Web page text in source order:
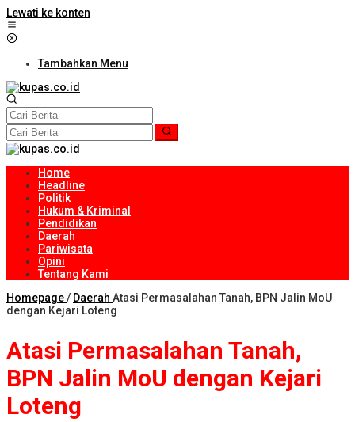
Lewati ke konten
Tambahkan Menu
Home
Headline
Politik
Hukum & Kriminal
Pendidikan
Daerah
Pariwisata
Opini
Tentang Kami
Homepage/ Daerah Atasi Permasalahan Tanah, BPN Jalin MoU
dengan Kejari Loteng
Atasi Permasalahan Tanah,
BPN Jalin MoU dengan Kejari
Loteng